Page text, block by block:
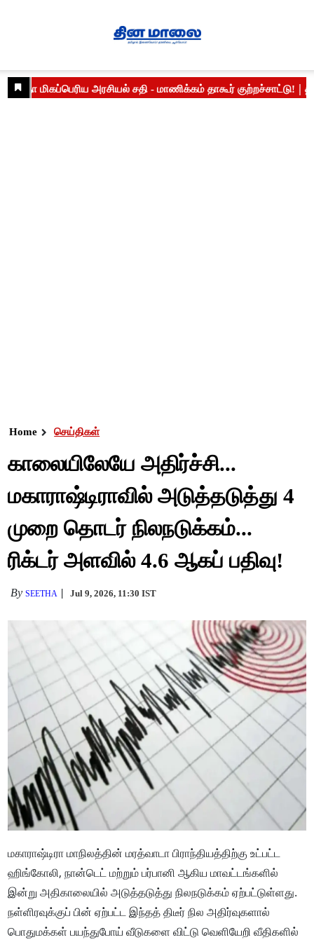
Home செய்திகள்
காலையிலேயே அதிர்ச்சி...
மகாராஷ்டிராவில் அடுத்தடுத்து 4
முறை தொடர் நிலநடுக்கம்...
ரிக்டர் அளவில் 4.6 ஆகப் பதிவு!
BySEETHA Jul 9, 2026, 11:30 IST
மகாராஷ்டிரா மாநிலத்தின் மரத்வாடா பிராந்தியத்திற்கு உட்பட்ட
ஹிங்கோலி, நான்டெட் மற்றும் பர்பானி ஆகிய மாவட்டங்களில்
இன்று அதிகாலையில் அடுத்தடுத்து நிலநடுக்கம் ஏற்பட்டுள்ளது.
நள்ளிரவுக்குப் பின் ஏற்பட்ட இந்தத் திடீர் நில அதிர்வுகளால்
பொதுமக்கள் பயந்துபோய் வீடுகளை விட்டு வெளியேறி வீதிகளில்